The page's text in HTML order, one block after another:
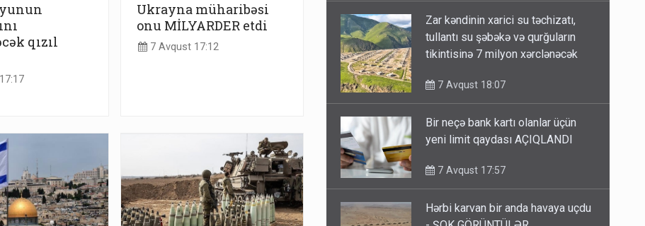
qızıl
Ukrayna müharibəsi
onu MİLYARDER etdi
7 Avqust 17:12
Zar kəndinin xarici su təchizatı,
tullantı su şəbəkə və qurğuların
tikintisinə 7 milyon xərclənəcək
7 Avqust 18:07
Bir neçə bank kartı olanlar üçün
yeni limit qaydası AÇIQLANDI
7 Avqust 17:57
Hərbi karvan bir anda havaya uçdu